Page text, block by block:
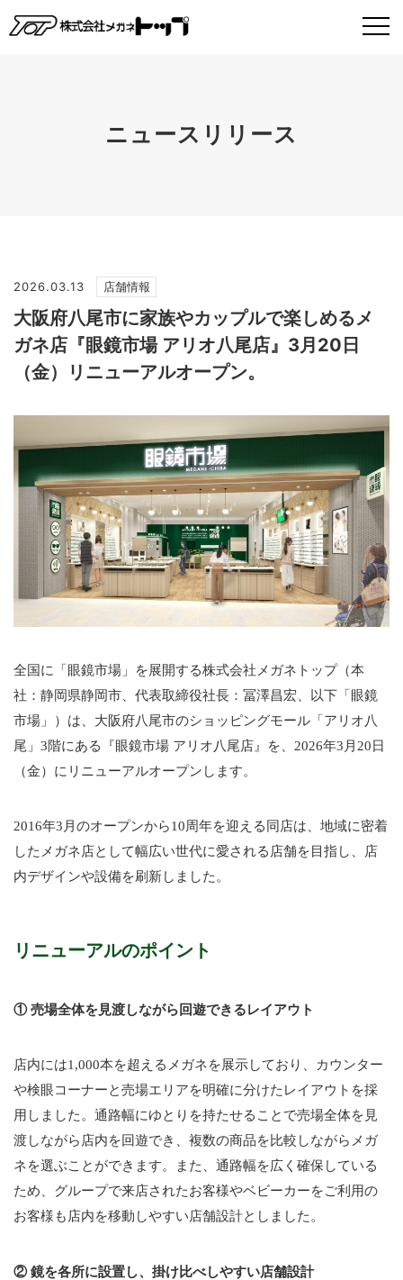
ニュースリリース
2026.03.13 店舗情報
大阪府八尾市に家族やカップルで楽しめるメ
ガネ店『眼鏡市場 アリオ八尾店』3月20日
（金）リニューアルオープン。
全国に「眼鏡市場」を展開する株式会社メガネトップ（本
社：静岡県静岡市、代表取締役社長：冨澤昌宏、以下「眼鏡
市場」）は、大阪府八尾市のショッピングモール「アリオ八
尾」3階にある『眼鏡市場 アリオ八尾店』を、2026年3月20日
（金）にリニューアルオープンします。
2016年3月のオープンから10周年を迎える同店は、地域に密着
したメガネ店として幅広い世代に愛される店舗を目指し、店
内デザインや設備を刷新しました。
リニューアルのポイント
①売場全体を見渡しながら回遊できるレイアウト
店内には1,000本を超えるメガネを展示しており、カウンター
や検眼コーナーと売場エリアを明確に分けたレイアウトを採
用しました。通路幅にゆとりを持たせることで売場全体を見
渡しながら店内を回遊でき、複数の商品を比較しながらメガ
ネを選ぶことができます。また、通路幅を広く確保している
ため、グループで来店されたお客様やベビーカーをご利用の
お客様も店内を移動しやすい店舗設計としました。
②鏡を各所に設置し、掛け比べしやすい店舗設計